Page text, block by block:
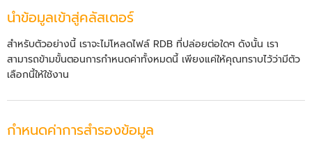
นำข้อมูลเข้าสู่คลัสเตอร์
สำหรับตัวอย่างนี้ เราจะไม่โหลดไฟล์ RDB ที่ปล่อยต่อใดๆ ดังนั้น เรา
สามารถข้ามขั้นตอนการกำหนดค่าทั้งหมดนี้ เพียงแค่ให้คุณทราบไว้ว่ามีตัว
เลือกนี้ให้ใช้งาน
กำหนดค่าการสำรองข้อมูล